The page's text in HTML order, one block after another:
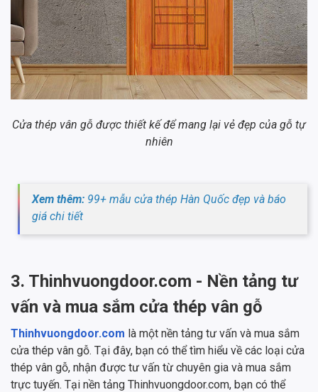
Cửa thép vân gỗ được thiết kế để mang lại vẻ đẹp của gỗ tự
nhiên
Xem thêm: 99+ mẫu cửa thép Hàn Quốc đẹp và báo
giá chi tiết
3. Thinhvuongdoor.com - Nền tảng tư
vấn và mua sắm cửa thép vân gỗ
Thinhvuongdoor.com là một nền tảng tư vấn và mua sắm
cửa thép vân gỗ. Tại đây, bạn có thể tìm hiểu về các loại cửa
thép vân gỗ, nhận được tư vấn từ chuyên gia và mua sắm
trực tuyến. Tại nền tảng Thinhvuongdoor.com, bạn có thể